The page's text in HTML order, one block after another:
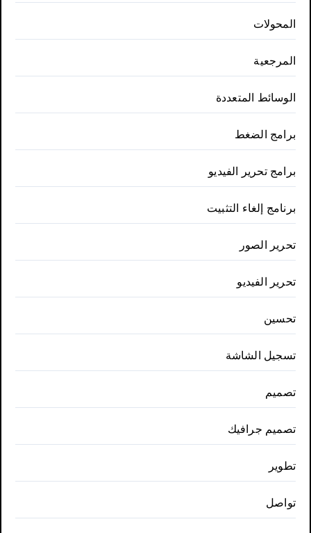
المحولات
المرجعية
الوسائط المتعددة
برامج الضغط
برامج تحرير الفيديو
برنامج إلغاء التثبيت
تحرير الصور
تحرير الفيديو
تحسين
تسجيل الشاشة
تصميم
تصميم جرافيك
تطوير
تواصل